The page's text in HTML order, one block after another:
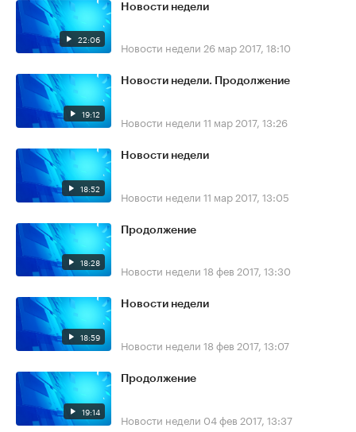
22:06
Новости недели
Новости недели 26 мар 2017, 18:10
19:12
Новости недели. Продолжение
Новости недели 11 мар 2017, 13:26
18:52
Новости недели
Новости недели 11 мар 2017, 13:05
18:28
Продолжение
Новости недели 18 фев 2017, 13:30
18:59
Новости недели
Новости недели 18 фев 2017, 13:07
19:14
Продолжение
Новости недели 04 фев 2017, 13:37